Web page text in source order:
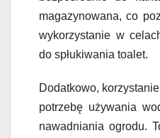
magazynowana, co
wykorzystanie w
do spłukiwania toalet.
Dodatkowo,
potrzebę używania
nawadniania ogrodu.